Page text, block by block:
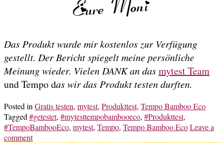
Das Produkt wurde mir kostenlos zur Verfügung
gestellt. Der Bericht spiegelt meine persönliche
Meinung wieder. Vielen DANK an dasmytest Team
und Tempo das wir das Produkt testen durften.
Posted in Gratis testen, mytest, Produkttest, Tempo Bamboo Eco
Tagged #getestet, #mytesttempobambooeco, #Produkttest,
#TempoBambooEco, mytest, Tempo, Tempo Bamboo EcoLeave a
comment